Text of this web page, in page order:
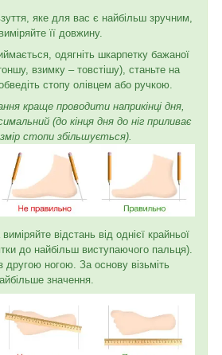
яке для вас є найбільш зручним,
її довжину.
одягніть шкарпетку бажаної
взимку – товстішу), станьте на
стопу олівцем або ручкою.
краще проводити наприкінці дня,
(до кінця дня до ніг приливає
стопи збільшується).
відстань від однієї крайньої
до найбільш виступаючого пальця).
другою ногою. За основу візьміть
значення.